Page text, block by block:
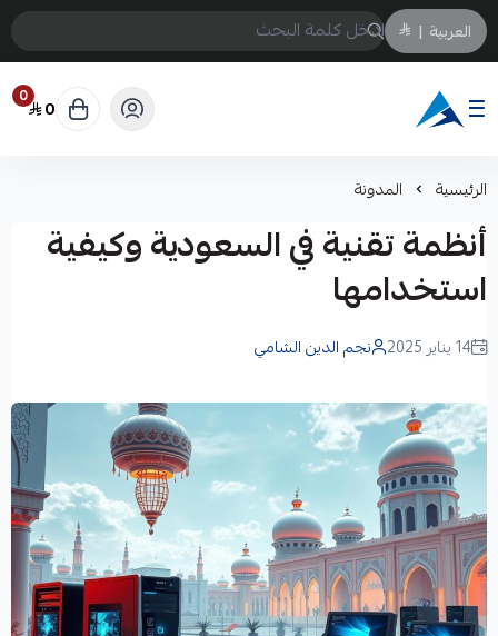
العربية |
Arabtechksa
0 0
الرئيسية المدونة
أنظمة تقنية في السعودية وكيفية
استخدامها
14 يناير 2025 نجم الدين الشامي